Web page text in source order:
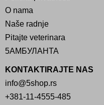
O nama
Naše radnje
Pitajte veterinara
5АМБУЛАНТА
KONTAKTIRAJTE NAS
info@5shop.rs
+381-11-4555-485